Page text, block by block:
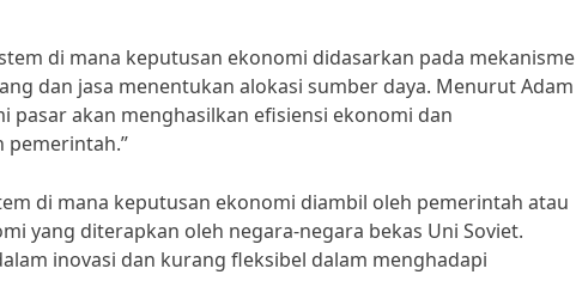
di mana keputusan ekonomi didasarkan pada mekanisme
dan jasa menentukan alokasi sumber daya. Menurut Adam
pasar akan menghasilkan efisiensi ekonomi dan
pemerintah.”
di mana keputusan ekonomi diambil oleh pemerintah atau
yang diterapkan oleh negara-negara bekas Uni Soviet.
inovasi dan kurang fleksibel dalam menghadapi